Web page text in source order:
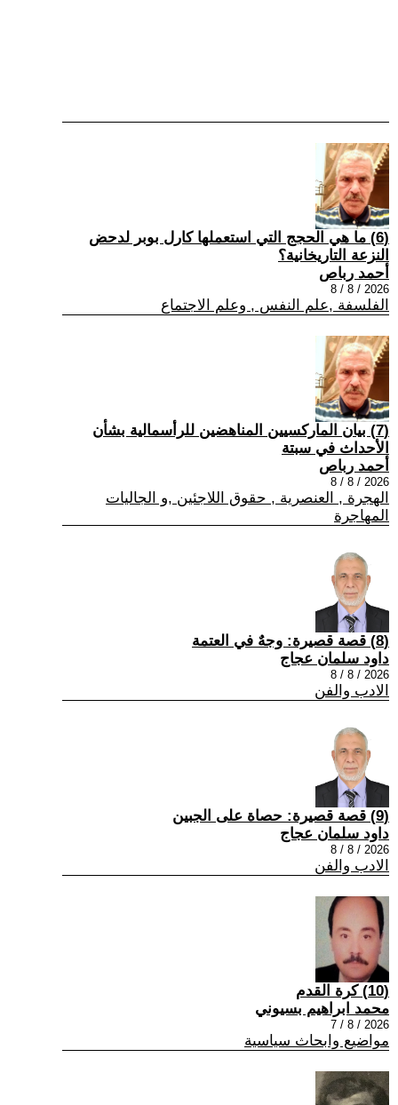
(6) ما هي الحجج التي استعملها كارل بوبر لدحض
النزعة التاريخانية؟
أحمد رباص
2026 / 8 / 8
الفلسفة ,علم النفس , وعلم الاجتماع
(7) بيان الماركسيين المناهضين للرأسمالية بشأن
الأحداث في سبتة
أحمد رباص
2026 / 8 / 8
الهجرة , العنصرية , حقوق اللاجئين ,و الجاليات
المهاجرة
(8) قصة قصيرة: وجهٌ في العتمة
داود سلمان عجاج
2026 / 8 / 8
الادب والفن
(9) قصة قصيرة: حصاة على الجبين
داود سلمان عجاج
2026 / 8 / 8
الادب والفن
(10) كرة القدم
محمد ابراهيم بسيوني
2026 / 8 / 7
مواضيع وابحاث سياسية